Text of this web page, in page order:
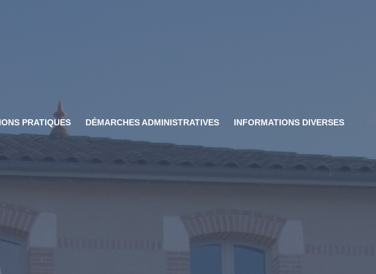
PRATIQUES DÉMARCHES ADMINISTRATIVES INFORMATIONS DIVERSES